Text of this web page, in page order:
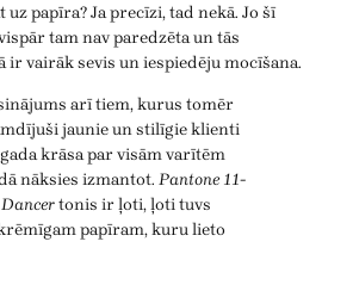
papīra? Ja precīzi, tad nekā. Jo šī
tam nav paredzēta un tās
ir vairāk sevis un iespiedēju mocīšana.
arī tiem, kurus tomēr
jaunie un stilīgie klienti
krāsa par visām varītēm
nāksies izmantot. Pantone 11-
tonis ir ļoti, ļoti tuvs
papīram, kuru lieto